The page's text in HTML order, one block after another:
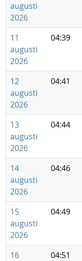
augusti
2026
11
augusti
2026
04:39
12
augusti
2026
04:41
13
augusti
2026
04:44
14
augusti
2026
04:46
15
augusti
2026
04:49
16
04:51